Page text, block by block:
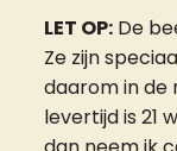
LET OP: De
Ze zijn
daarom in de
levertijd is 21